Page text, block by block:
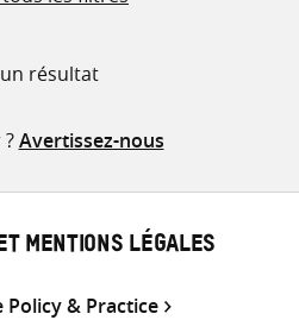
résultat
Avertissez-nous
MENTIONS LÉGALES
Policy & Practice